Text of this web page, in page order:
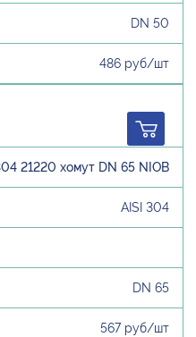
DN 50
486 руб/шт
21220 хомут DN 65 NIOB
AISI 304
DN 65
567 руб/шт